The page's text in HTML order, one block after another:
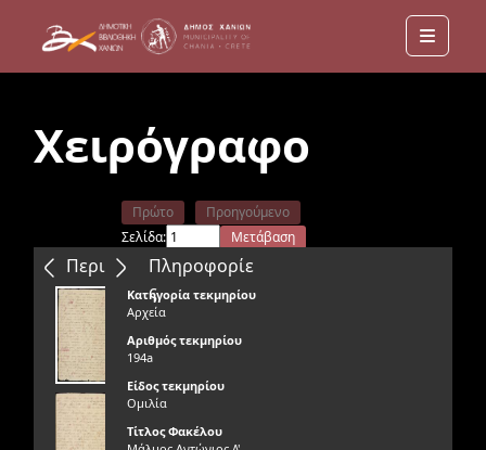
Menu
Χειρόγραφο
Περιεχόμενα
Πρώτο
Προηγούμενο
Σελίδα:
Μετάβαση
Επόμενο
Τελευταίο
Πληροφορίε
ς
Κατηγορία τεκμηρίου
Αρχεία
Αριθμός τεκμηρίου
194a
Είδος τεκμηρίου
Ομιλία
Τίτλος Φακέλου